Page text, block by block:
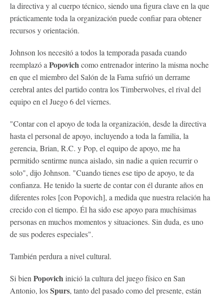
la directiva y al cuerpo técnico, siendo una figura clave en la que
prácticamente toda la organización puede confiar para obtener
recursos y orientación.
Johnson los necesitó a todos la temporada pasada cuando
reemplazó aPopovichcomo entrenador interino la misma noche
en que el miembro del Salón de la Fama sufrió un derrame
cerebral antes del partido contra los Timberwolves, el rival del
equipo en el Juego 6 del viernes.
"Contar con el apoyo de toda la organización, desde la directiva
hasta el personal de apoyo, incluyendo a toda la familia, la
gerencia, Brian, R.C. y Pop, el equipo de apoyo, me ha
permitido sentirme nunca aislado, sin nadie a quien recurrir o
solo", dijo Johnson. "Cuando tienes ese tipo de apoyo, te da
confianza. He tenido la suerte de contar con él durante años en
diferentes roles [con Popovich], a medida que nuestra relación ha
crecido con el tiempo. Él ha sido ese apoyo para muchísimas
personas en muchos momentos y situaciones. Sin duda, es uno
de sus poderes especiales".
También perdura a nivel cultural.
Si bienPopovichinició la cultura del juego físico en San
Antonio, losSpurs, tanto del pasado como del presente, están